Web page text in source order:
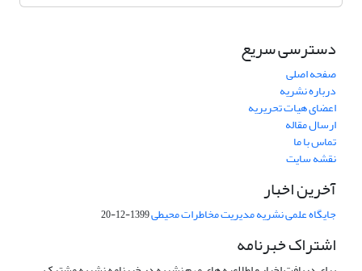
دسترسی سریع
صفحه اصلی
درباره نشریه
اعضای هیات تحریریه
ارسال مقاله
تماس با ما
نقشه سایت
آخرین اخبار
جایگاه علمی نشریه مدیریت مخاطرات محیطی1399-12-20
اشتراک خبرنامه